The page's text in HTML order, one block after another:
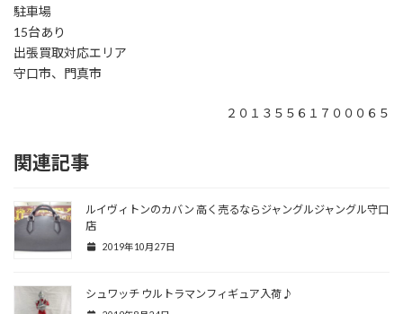
駐車場
15台あり
出張買取対応エリア
守口市、門真市
２０１３５５６１７０００６５
関連記事
ルイヴィトンのカバン 高く売るならジャングルジャングル守口
店
2019年10月27日
シュワッチ ウルトラマンフィギュア入荷♪